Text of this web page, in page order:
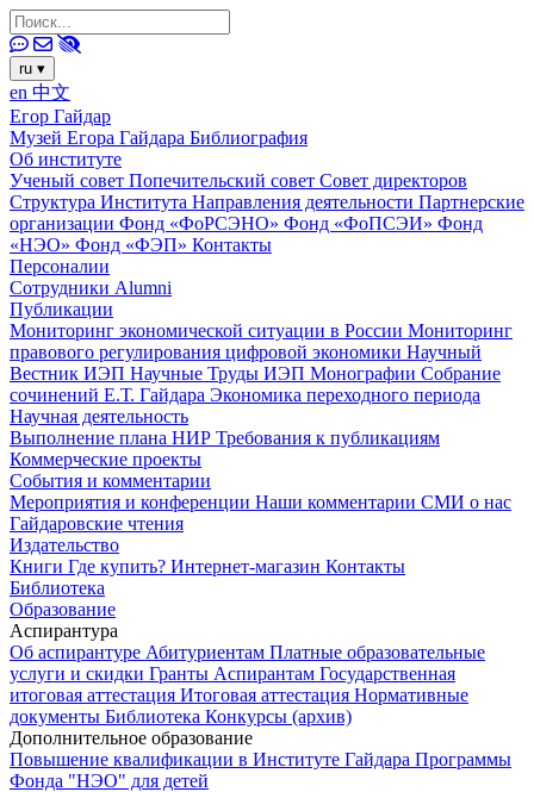
ru ▾
en 中文
Егор Гайдар
Музей Егора Гайдара Библиография
Об институте
Ученый совет Попечительский совет Совет директоров
Структура Института Направления деятельности Партнерские
организации Фонд «ФоРСЭНО» Фонд «ФоПСЭИ» Фонд
«НЭО» Фонд «ФЭП» Контакты
Персоналии
Сотрудники Alumni
Публикации
Мониторинг экономической ситуации в России Мониторинг
правового регулирования цифровой экономики Научный
Вестник ИЭП Научные Труды ИЭП Монографии Собрание
сочинений Е.Т. Гайдара Экономика переходного периода
Научная деятельность
Выполнение плана НИР Требования к публикациям
Коммерческие проекты
События и комментарии
Мероприятия и конференции Наши комментарии СМИ о нас
Гайдаровские чтения
Издательство
Книги Где купить? Интернет-магазин Контакты
Библиотека
Образование
Аспирантура
Об аспирантуре Абитуриентам Платные образовательные
услуги и скидки Гранты Аспирантам Государственная
итоговая аттестация Итоговая аттестация Нормативные
документы Библиотека Конкурсы (архив)
Дополнительное образование
Повышение квалификации в Институте Гайдара Программы
Фонда "НЭО" для детей